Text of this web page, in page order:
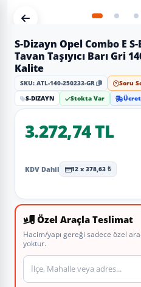
S-Dizayn Opel Combo E
Tavan Taşıyıcı Barı Gri
Kalite
SKU: ATL-140-250233-GR Soru
S-DIZAYN
Stokta Var
3.272,74 TL
KDV Dahil 12 x 378,63 ₺
Özel Araçla Teslimat
Hacim/yapı gereği sadece özel
yoktur.
Teslimat veya montaj